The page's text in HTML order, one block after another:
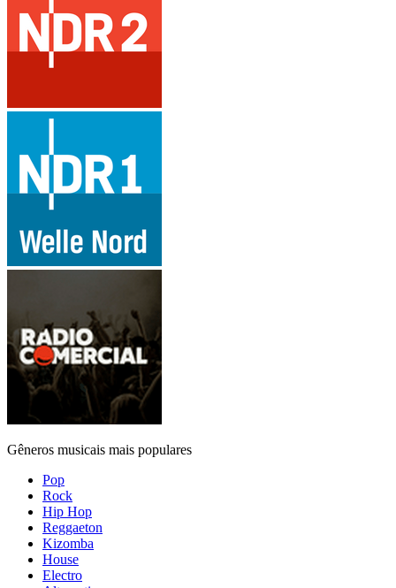
Gêneros musicais mais populares
Pop
Rock
Hip Hop
Reggaeton
Kizomba
House
Electro